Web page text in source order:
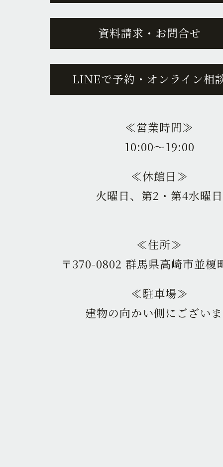
資料請求・お問合せ
LINEで予約・オンライン相
≪営業時間≫
10:00〜19:00
≪休館日≫
火曜日、第2・第4水曜日
≪住所≫
〒370-0802 群馬県高崎市並榎
≪駐車場≫
建物の向かい側にござい